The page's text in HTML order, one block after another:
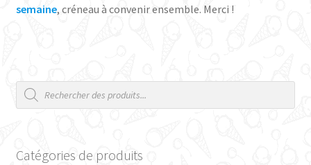
semaine, créneau à convenir ensemble. Merci !
Recherche
de
produits
Catégories de produits